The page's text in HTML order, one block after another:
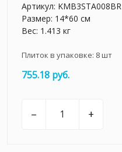
Артикул: KMB3STA008BR
Размер: 14*60 см
Вес: 1.413 кг
Плиток в упаковке: 8шт
755.18 руб.
– +